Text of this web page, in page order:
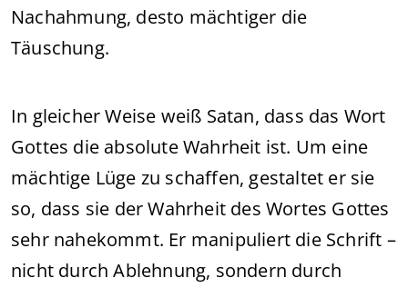
Nachahmung, desto mächtiger die
Täuschung.
In gleicher Weise weiß Satan, dass das Wort
Gottes die absolute Wahrheit ist. Um eine
mächtige Lüge zu schaffen, gestaltet er sie
so, dass sie der Wahrheit des Wortes Gottes
sehr nahekommt. Er manipuliert die Schrift –
nicht durch Ablehnung, sondern durch